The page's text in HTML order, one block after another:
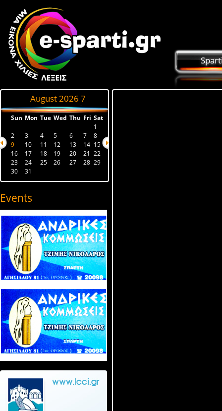
August 2026 7
Sun Mon Tue Wed Thu Fri Sat
1
2
3 4 5 6 7
8
9
10 11 12 13 14 15
16
17 18 19 20 21
22
23
24 25 26 27 28 29
30
31
Events